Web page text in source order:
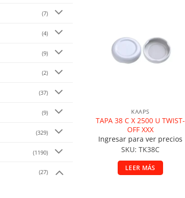
(7)
(4)
(9)
(2)
(37)
(9)
(329)
(1190)
(27)
KAAPS
TAPA 38 C X 2500 U TWIST-
OFF XXX
Ingresar para ver precios
SKU: TK38C
LEER MÁS